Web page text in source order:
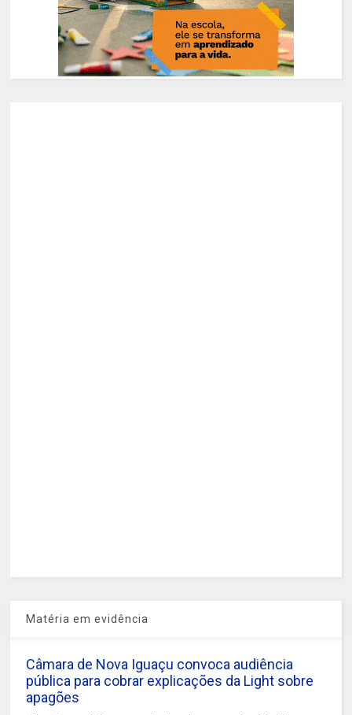
Matéria em evidência
Câmara de Nova Iguaçu convoca audiência
pública para cobrar explicações da Light sobre
apagões